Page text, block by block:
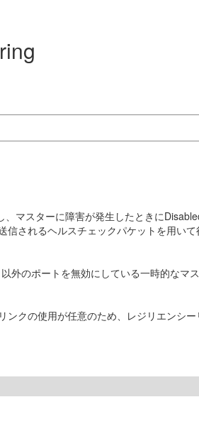
マスターに障害が発生したときに
されるヘルスチェックパケットを用
外のポートを無効にしている一時的な
クの使用が任意のため、レジリエン